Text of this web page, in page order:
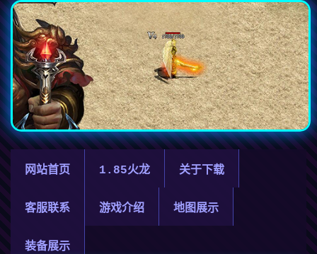
网站首页 1.85火龙 关于下载
客服联系 游戏介绍 地图展示
装备展示